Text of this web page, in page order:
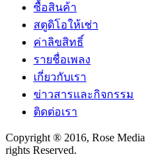
ซื้อสินค้า
สตูดิโอให้เช่า
ค่าลิขสิทธิ์
รายชื่อเพลง
เกี่ยวกับเรา
ข่าวสารและกิจกรรม
ติดต่อเรา
Copyright ® 2016, Rose
rights Reserved.